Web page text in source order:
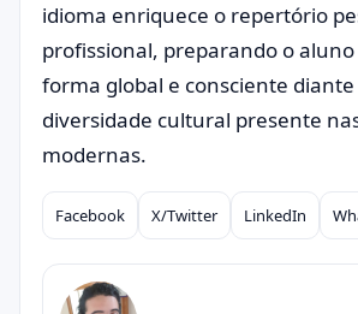
idioma enriquece o repertório
profissional, preparando o
forma global e consciente diante
diversidade cultural presente
modernas.
Compartilhar
Facebook X/Twitter LinkedIn